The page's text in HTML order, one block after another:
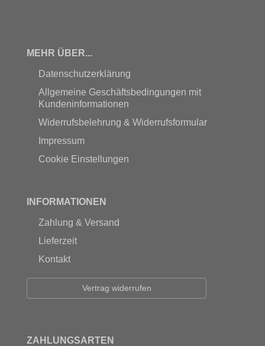
MEHR ÜBER...
Datenschutzerklärung
Allgemeine Geschäftsbedingungen mit
Kundeninformationen
Widerrufsbelehrung & Widerrufsformular
Impressum
Cookie Einstellungen
INFORMATIONEN
Zahlung & Versand
Lieferzeit
Kontakt
Vertrag widerrufen
ZAHLUNGSARTEN